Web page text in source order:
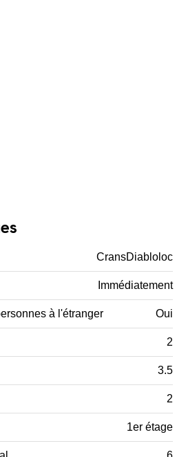
CransDiabloloc
Immédiatement
à l'étranger Oui
2
3.5
2
1er étage